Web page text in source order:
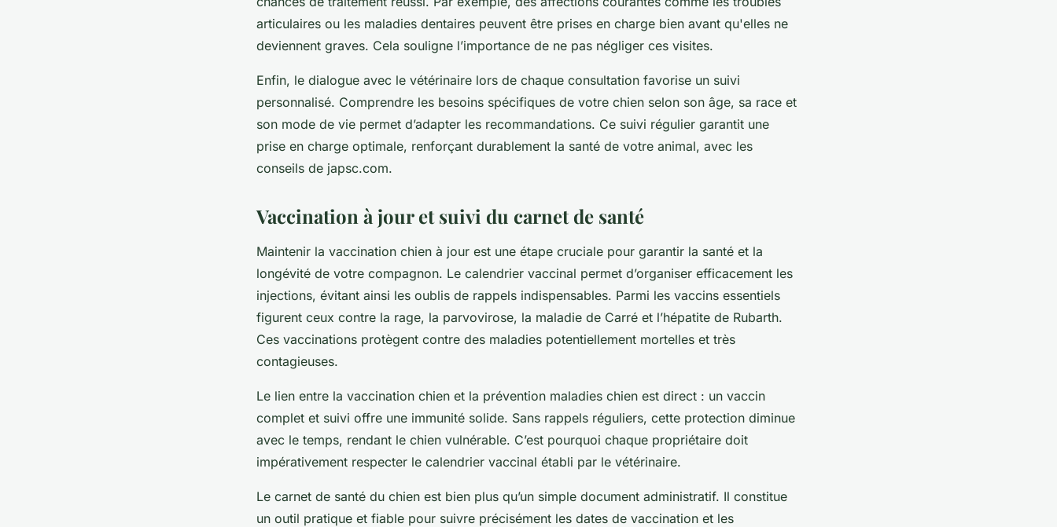
articulaires ou les maladies dentaires peuvent être prises en charge bien avant qu'elles ne
deviennent graves. Cela souligne l’importance de ne pas négliger ces visites.
Enfin, le dialogue avec le vétérinaire lors de chaque consultation favorise un suivi
personnalisé. Comprendre les besoins spécifiques de votre chien selon son âge, sa race et
son mode de vie permet d’adapter les recommandations. Ce suivi régulier garantit une
prise en charge optimale, renforçant durablement la santé de votre animal, avec les
conseils de japsc.com.
Vaccination à jour et suivi du carnet de santé
Maintenir la vaccination chien à jour est une étape cruciale pour garantir la santé et la
longévité de votre compagnon. Le calendrier vaccinal permet d’organiser efficacement les
injections, évitant ainsi les oublis de rappels indispensables. Parmi les vaccins essentiels
figurent ceux contre la rage, la parvovirose, la maladie de Carré et l’hépatite de Rubarth.
Ces vaccinations protègent contre des maladies potentiellement mortelles et très
contagieuses.
Le lien entre la vaccination chien et la prévention maladies chien est direct : un vaccin
complet et suivi offre une immunité solide. Sans rappels réguliers, cette protection diminue
avec le temps, rendant le chien vulnérable. C’est pourquoi chaque propriétaire doit
impérativement respecter le calendrier vaccinal établi par le vétérinaire.
Le carnet de santé du chien est bien plus qu’un simple document administratif. Il constitue
un outil pratique et fiable pour suivre précisément les dates de vaccination et les